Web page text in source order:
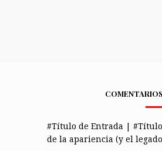
#Título de Entrada |
de la apariencia (y el